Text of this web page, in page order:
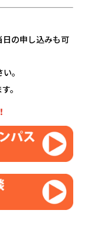
の申し込みも可
。
。